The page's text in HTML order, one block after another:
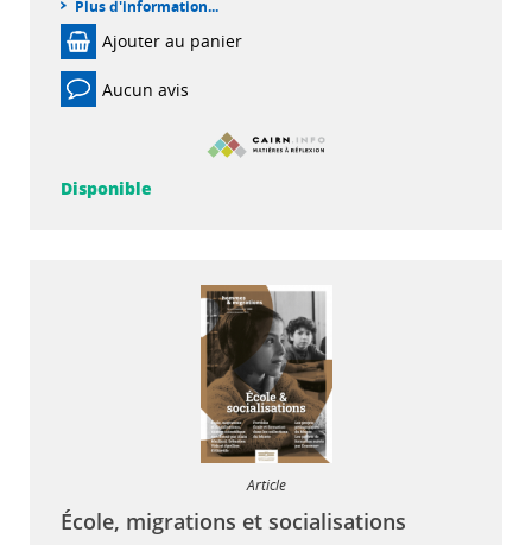
Plus d'information...
Ajouter au panier
Aucun avis
Disponible
Article
École, migrations et socialisations